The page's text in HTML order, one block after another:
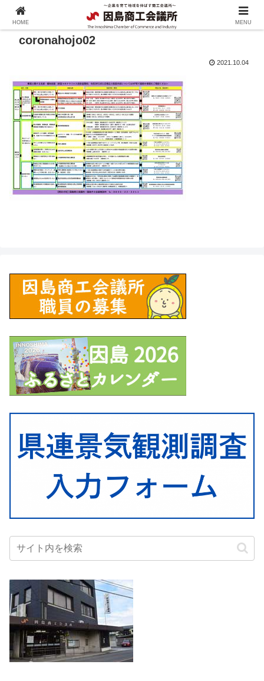
coronahojo02
2021.10.04
HOME MENU